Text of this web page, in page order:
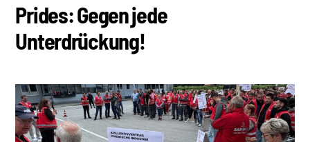
Prides: Gegen jede
Unterdrückung!